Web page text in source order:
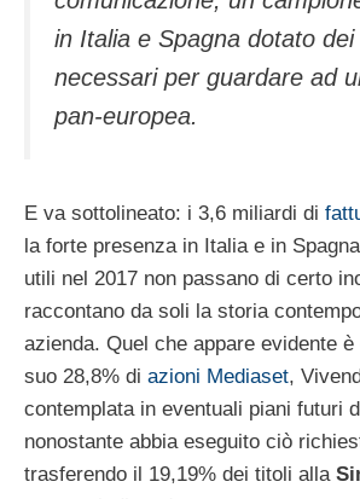
in Italia e Spagna dotato
necessari per guardare ad
pan-europea.
E va sottolineato: i 3,6 miliardi di
la forte presenza in Italia e in
utili nel 2017 non passano di certo
raccontano da soli la storia
azienda. Quel che appare evidente
suo 28,8% di azioni Mediaset,
contemplata in eventuali piani futuri
nonostante abbia eseguito ciò
trasferendo il 19,19% dei titoli alla